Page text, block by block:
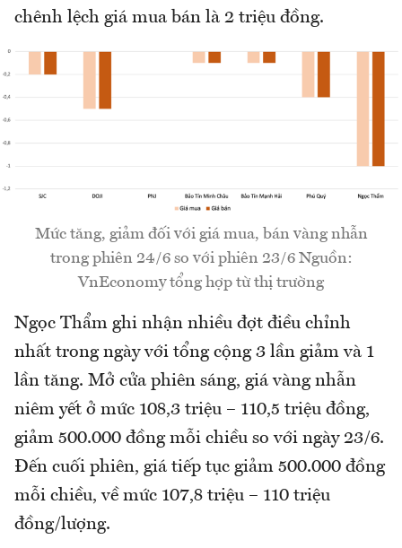
chênh lệch giá mua bán là 2 triệu đồng.
Mức tăng, giảm đối với giá mua, bán vàng nhẫn
trong phiên 24/6 so với phiên 23/6 Nguồn:
VnEconomy tổng hợp từ thị trường
Ngọc Thẩm ghi nhận nhiều đợt điều chỉnh
nhất trong ngày với tổng cộng 3 lần giảm và 1
lần tăng. Mở cửa phiên sáng, giá vàng nhẫn
niêm yết ở mức 108,3 triệu – 110,5 triệu đồng,
giảm 500.000 đồng mỗi chiều so với ngày 23/6.
Đến cuối phiên, giá tiếp tục giảm 500.000 đồng
mỗi chiều, về mức 107,8 triệu – 110 triệu
đồng/lượng.